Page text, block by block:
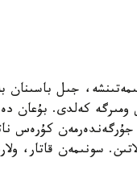
ومىرگە كەلدى. بۇعان
جۇرگەندەرمەن كۇرەس
سونىمەن قاتار،